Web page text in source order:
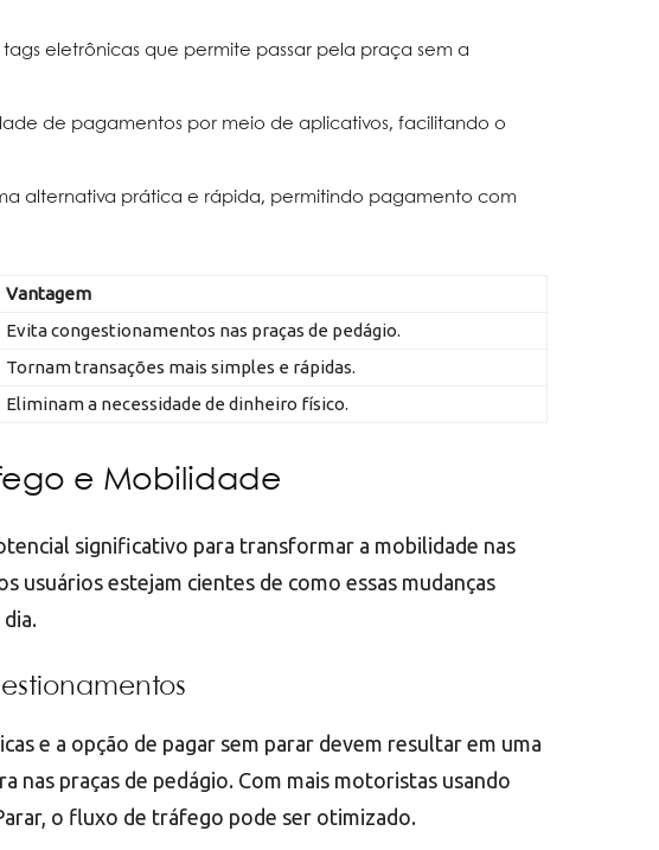
tags eletrônicas que permite passar pela praça sem a
de pagamentos por meio de aplicativos, facilitando o
alternativa prática e rápida, permitindo pagamento com
Vantagem
Evita congestionamentos nas praças de pedágio.
Tornam transações mais simples e rápidas.
Eliminam a necessidade de dinheiro físico.
e Mobilidade
significativo para transformar a mobilidade nas
usuários estejam cientes de como essas mudanças
e a opção de pagar sem parar devem resultar em uma
nas praças de pedágio. Com mais motoristas usando
o fluxo de tráfego pode ser otimizado.